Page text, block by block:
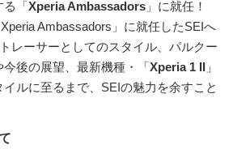
る「Xperia Ambassadors 」に就任！
Ambassadors」に就任したSEIへ
レーサーとしてのスタイル、パルクー
後の展望、最新機種・「Xperia 1 II 」
ルに至るまで、SEIの魅力を余すこと